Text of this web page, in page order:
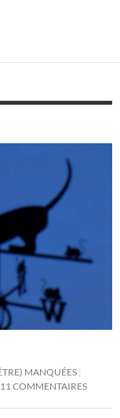
MANQUÉES
11 COMMENTAIRES